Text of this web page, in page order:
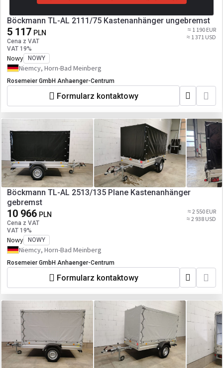
Böckmann TL-AL 2111/75 Kastenanhänger ungebremst
5 117 PLN
Cena z VAT
VAT 19%
≈ 1 190 EUR
≈ 1 371 USD
Nowy NOWY
Niemcy, Horn-Bad Meinberg
Rosemeier GmbH Anhaenger-Centrum
Formularz kontaktowy
Böckmann TL-AL 2513/135 Plane Kastenanhänger
gebremst
10 966 PLN
Cena z VAT
VAT 19%
≈ 2 550 EUR
≈ 2 938 USD
Nowy NOWY
Niemcy, Horn-Bad Meinberg
Rosemeier GmbH Anhaenger-Centrum
Formularz kontaktowy